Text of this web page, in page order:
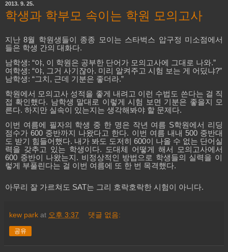
2013. 9. 25.
학생과 학부모 속이는 학원 모의고사
지난 8월 학원생들이 종종 모이는 스타벅스 압구정 미소점에서
들은 학생 간의 대화다.
남학생: “야, 이 학원은 공부한 단어가 모의고사에 그대로 나와.”
여학생: “야, 그거 사기잖아. 미리 알켜주고 시험 보는 게 어딨냐?”
남학생: “그치 , 근데 기분은 좋더라.”
학원에서 모의고사 성적을 좋게 내려고 이런 수법도 쓴다는 걸 직
접 확인했다. 남학생 말대로 이렇게 시험 보면 기분은 좋을지 모
른다. 하지만 실속이 있는지는 생각해봐야 할 문제다.
이번 여름에 필자의 학생 중 한 명은 작년 여름 S학원에서 리딩
점수가 600 중반까지 나왔다고 한다. 이번 여름 내내 500 중반대
도 받기 힘들어했다. 내가 봐도 도저히 600이 나올 수 없는 단어실
력을 갖추고 있는 학생이다. 도대체 어떻게 해서 모의고사에서
600 중반이 나왔는지 . 비정상적인 방법으로 학생들의 실력을 이
렇게 부풀린다는 걸 이번 여름에 또 한 번 목격했다.
아무리 잘 가르쳐도 SAT는 그리 호락호락한 시험이 아니다.
kew park at 오후 3:37 댓글 없음:
공유